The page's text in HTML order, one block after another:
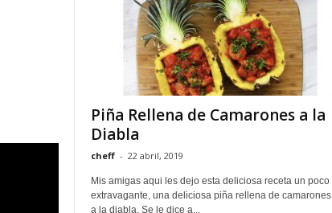
Piña Rellena de Camarones a la
Diabla
cheff - 22 abril, 2019
Mis amigas aqui les dejo esta deliciosa receta un poco
extravagante, una deliciosa piña rellena de camarones
a la diabla. Se le dice a...